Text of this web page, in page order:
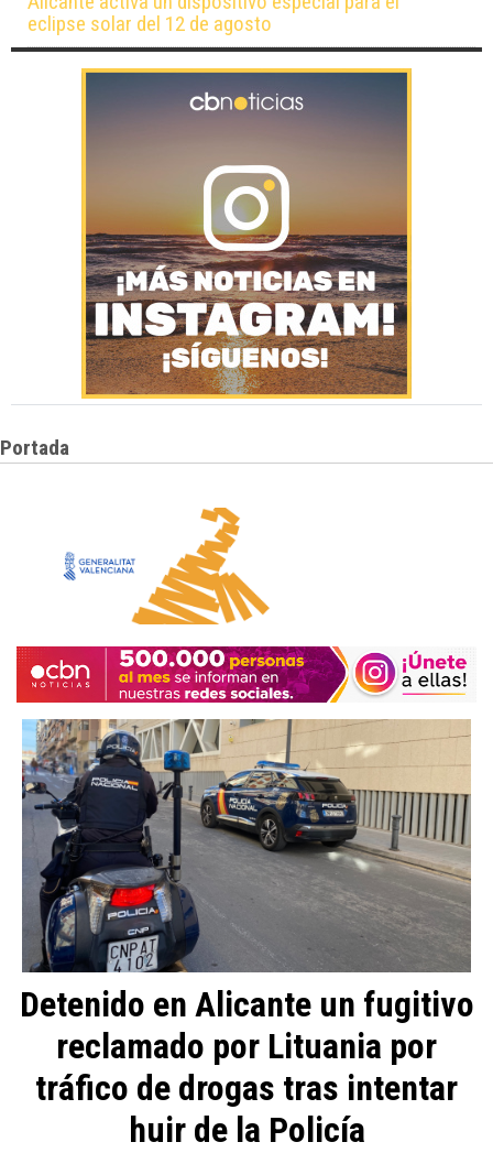
eclipse solar del 12 de agosto
Portada
Detenido en Alicante un fugitivo
reclamado por Lituania por
tráfico de drogas tras intentar
huir de la Policía